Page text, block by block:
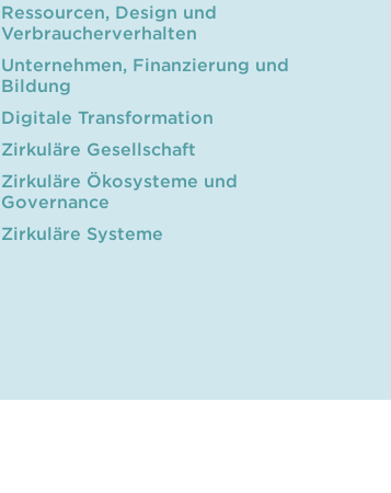
Ressourcen, Design und
Verbraucherverhalten
Unternehmen, Finanzierung und
Bildung
Digitale Transformation
Zirkuläre Gesellschaft
Zirkuläre Ökosysteme und
Governance
Zirkuläre Systeme